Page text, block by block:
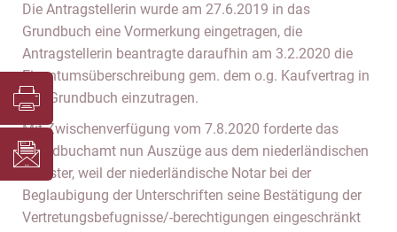
Die Antragstellerin wurde am 27.6.2019 in das
Grundbuch eine Vormerkung eingetragen, die
Antragstellerin beantragte daraufhin am 3.2.2020 die
Eigentumsüberschreibung gem. dem o.g. Kaufvertrag in
das Grundbuch einzutragen.
Mit Zwischenverfügung vom 7.8.2020 forderte das
Grundbuchamt nun Auszüge aus dem niederländischen
Register, weil der niederländische Notar bei der
Beglaubigung der Unterschriften seine Bestätigung der
Vertretungsbefugnisse/-berechtigungen eingeschränkt